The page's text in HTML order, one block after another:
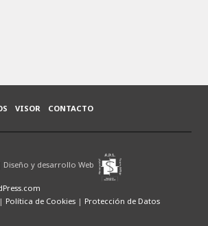
VISOR CONTACTO
Diseño y desarrollo Web
| Política de Cookies | Protección de Datos